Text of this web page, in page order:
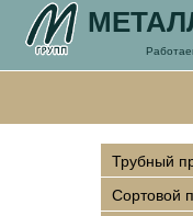
Трубный
Сортовой